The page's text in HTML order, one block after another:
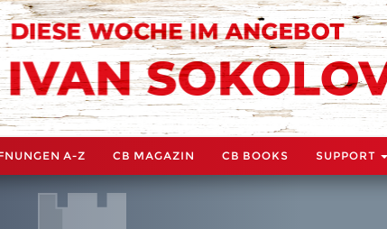
A-Z CB MAGAZIN CB BOOKS SUPPORT